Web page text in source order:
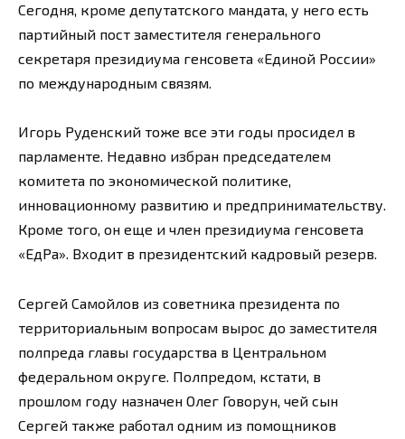
Сегодня, кроме депутатского мандата, у него есть
партийный пост заместителя генерального
секретаря президиума генсовета «Единой России»
по международным связям.
Игорь Руденский тоже все эти годы просидел в
парламенте. Недавно избран председателем
комитета по экономической политике,
инновационному развитию и предпринимательству.
Кроме того, он еще и член президиума генсовета
«ЕдРа». Входит в президентский кадровый резерв.
Сергей Самойлов из советника президента по
территориальным вопросам вырос до заместителя
полпреда главы государства в Центральном
федеральном округе. Полпредом, кстати, в
прошлом году назначен Олег Говорун, чей сын
Сергей также работал одним из помощников